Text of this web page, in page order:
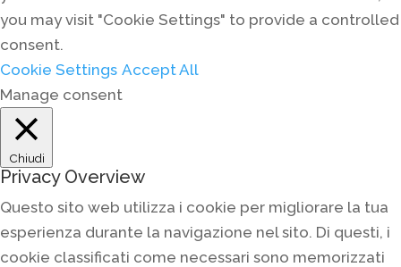
you may visit "Cookie Settings" to provide a controlled
consent.
Cookie Settings Accept All
Manage consent
Chiudi
Privacy Overview
Questo sito web utilizza i cookie per migliorare la tua
esperienza durante la navigazione nel sito. Di questi, i
cookie classificati come necessari sono memorizzati